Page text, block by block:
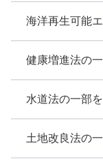
海洋再生可能
健康増進法の
水道法の一部
土地改良法の